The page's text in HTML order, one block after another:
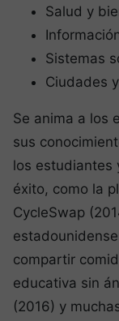
Salud y
Sistemas
Ciudades
Se anima a los
sus
los estudiantes
éxito, como la
CycleSwap
compartir
educativa sin
(2016) y